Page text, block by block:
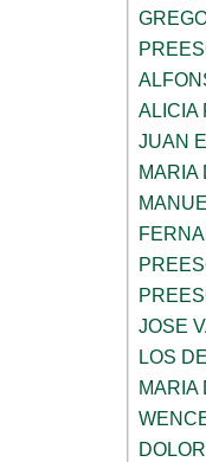
ALICIA
JUAN
MARIA
JOSE
LOS
MARIA